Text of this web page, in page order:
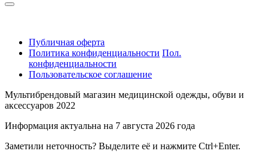
Публичная оферта
Политика конфиденциальности Пол.
конфиденциальности
Пользовательское соглашение
Мультибрендовый магазин медицинской одежды, обуви и
аксессуаров 2022
Информация актуальна на 7 августа 2026 года
Заметили неточность? Выделите её и нажмите Ctrl+Enter.